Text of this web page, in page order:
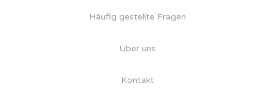
Häufig gestellte Fragen
Über uns
Kontakt